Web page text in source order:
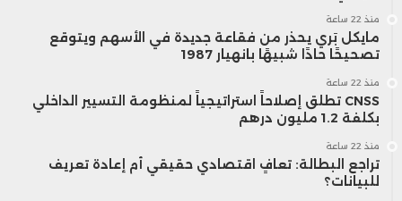
منذ 22 ساعة
مايكل بَري يحذر من فقاعة جديدة في الأسهم ويتوقع
تصحيحًا حادًا شبيهًا بانهيار 1987
منذ 22 ساعة
CNSS تطلق إصلاحاً استراتيجياً لمنظومة التسيير الداخلي
بكلفة 1.2 مليون درهم
منذ 22 ساعة
تراجع البطالة: تعافٍ اقتصادي حقيقي أم إعادة تعريف
للبيانات؟